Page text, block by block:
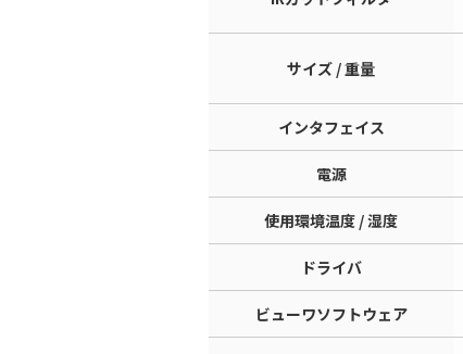
サイズ / 重量
インタフェイス
電源
使用環境温度 / 湿度
ドライバ
ビューワソフトウェア